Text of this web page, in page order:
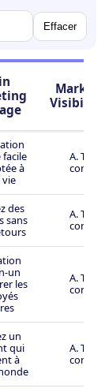
Effacer
Market
Visibility
à
A. Très
connu
des
sans
A. Très
connu
un
les
A. Très
connu
un
qui
à
A. Très
connu